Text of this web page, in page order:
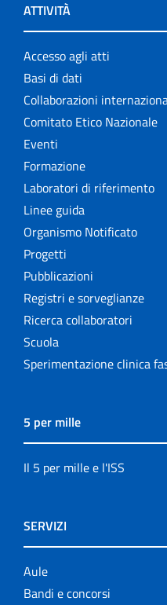
ATTIVITÀ
Accesso agli atti
Basi di dati
Collaborazioni
Comitato Etico Nazionale
Eventi
Formazione
Laboratori di riferimento
Linee guida
Organismo Notificato
Progetti
Pubblicazioni
Registri e sorveglianze
Ricerca collaboratori
Scuola
Sperimentazione clinica
5 per mille
Il 5 per mille e l'ISS
SERVIZI
Aule
Bandi e concorsi